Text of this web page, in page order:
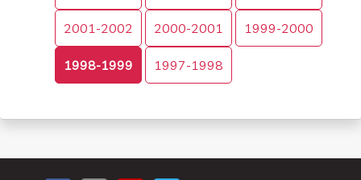
2001-2002 2000-2001 1999-2000
1998-1999 1997-1998